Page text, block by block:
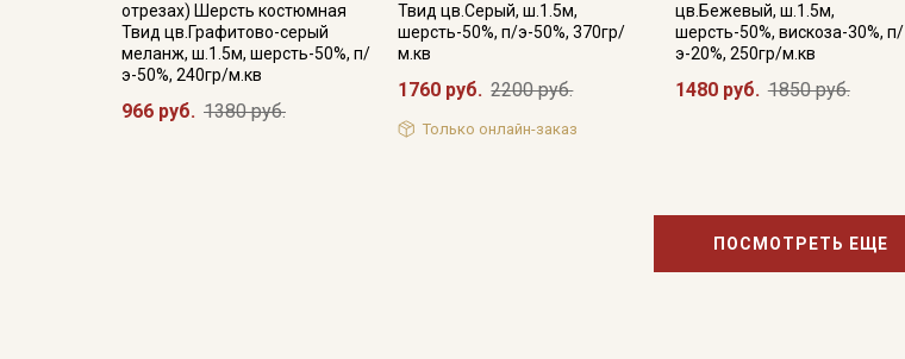
отрезах) Шерсть костюмная
Твид цв.Графитово-серый
меланж, ш.1.5м, шерсть-50%, п/
э-50%, 240гр/м.кв
966 руб. 1380 руб.
Твид цв.Серый, ш.1.5м,
шерсть-50%, п/э-50%, 370гр/
м.кв
1760 руб. 2200 руб.
Только онлайн-заказ
цв.Бежевый, ш.1.5м,
шерсть-50%, вискоза-30%, п/
э-20%, 250гр/м.кв
1480 руб. 1850 руб.
ПОСМОТРЕТЬ ЕЩЕ